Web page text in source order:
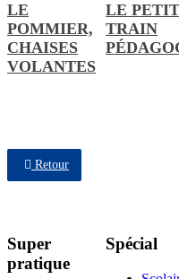
LE
POMMIER,
CHAISES
VOLANTES
LE PETIT
TRAIN
Retour
Super
pratique
Spécial